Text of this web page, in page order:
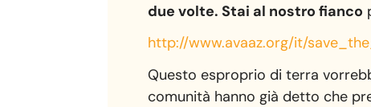
due volte. Stai al nostro fianco
http://www.avaaz.org/it/save_
Questo esproprio di terra
comunità hanno già detto che